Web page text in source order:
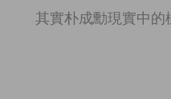
其實朴成勳現實中的